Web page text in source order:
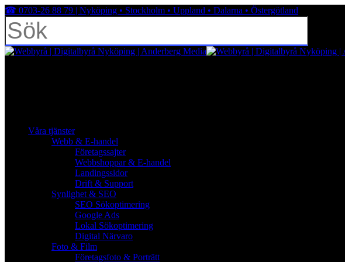
Skip
to
main
content
☎︎ 0703-26 88 79 | Nyköping • Stockholm • Uppland • Dalarna • Östergötland
Close
Våra tjänster
Webb & E-handel
Företagssajter
Webbshoppar & E-handel
Landingssidor
Drift & Support
Synlighet & SEO
SEO Sökoptimering
Google Ads
Lokal Sökoptimering
Digital Närvaro
Foto & Film
Företagsfoto & Porträtt